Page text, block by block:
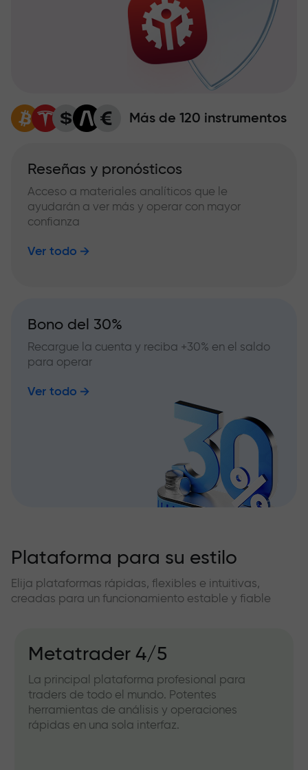
Más de 120 instrumentos
Reseñas y pronósticos
Acceso a materiales analíticos que le
ayudarán a ver más y operar con mayor
confianza
Ver todo
Bono del 30%
Recargue la cuenta y reciba +30% en el saldo
para operar
Ver todo
Plataforma para su estilo
Elija plataformas rápidas, flexibles e intuitivas,
creadas para un funcionamiento estable y fiable
Metatrader 4/5
La principal plataforma profesional para
traders de todo el mundo. Potentes
herramientas de análisis y operaciones
rápidas en una sola interfaz.